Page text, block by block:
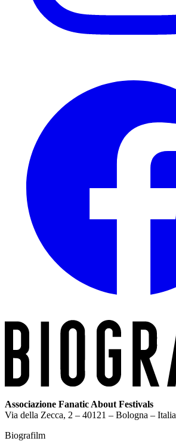
Associazione Fanatic About Festivals
Via della Zecca, 2 – 40121 – Bologna – Italia
Biografilm